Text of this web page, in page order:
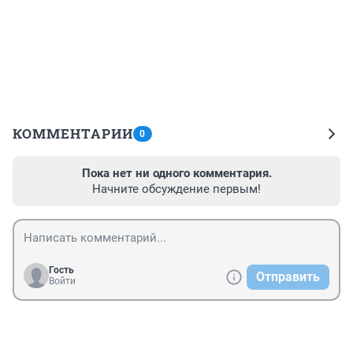
КОММЕНТАРИИ 0
Пока нет ни одного комментария.
Начните обсуждение первым!
Гость
Войти
Отправить